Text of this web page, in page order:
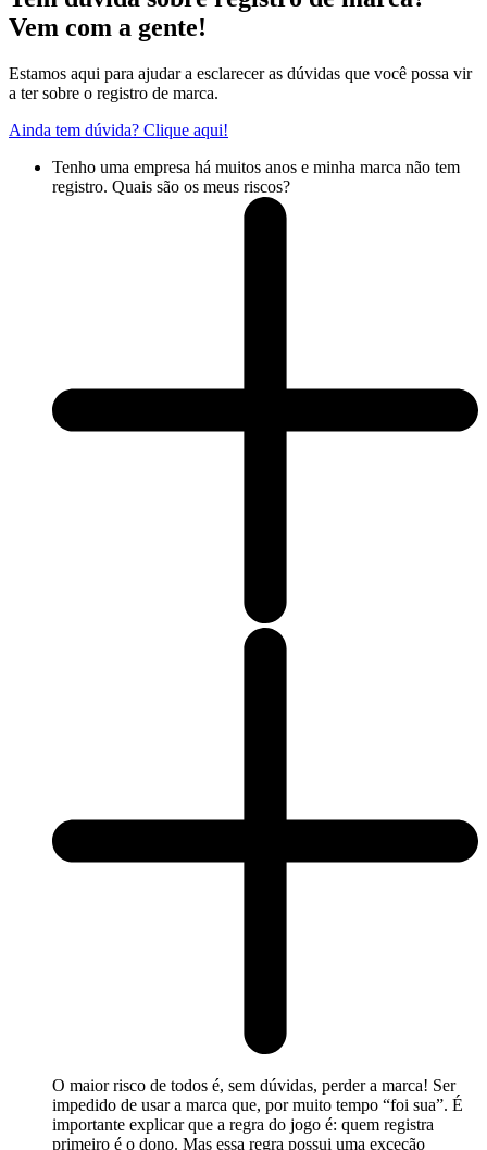
Vem com a gente!
Estamos aqui para ajudar a esclarecer as dúvidas que você possa vir
a ter sobre o registro de marca.
Ainda tem dúvida? Clique aqui!
Tenho uma empresa há muitos anos e minha marca não tem
registro. Quais são os meus riscos?
O maior risco de todos é, sem dúvidas, perder a marca! Ser
impedido de usar a marca que, por muito tempo “foi sua”. É
importante explicar que a regra do jogo é: quem registra
primeiro é o dono. Mas essa regra possui uma exceção